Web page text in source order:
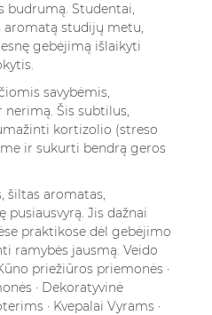
Studentai,
aromatą studijų metu,
gebėjimą išlaikyti
savybėmis,
Šis subtilus,
kortizolio (streso
ir sukurti bendrą geros
šiltas aromatas,
Jis dažnai
praktikose dėl gebėjimo
ramybės jausmą. Veido
priežiūros priemonės ·
· Dekoratyvinė
· Kvepalai Vyrams ·